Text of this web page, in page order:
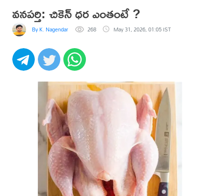
వనపర్తి: చికెన్ ధర ఎంతంటే ?
By K. Nagendar 268 May 31, 2026, 01:05 IST